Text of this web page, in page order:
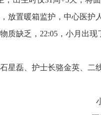
放置暖箱监护，中心医护
质缺乏， 22:05，小月出
星磊、护士长骆金英、